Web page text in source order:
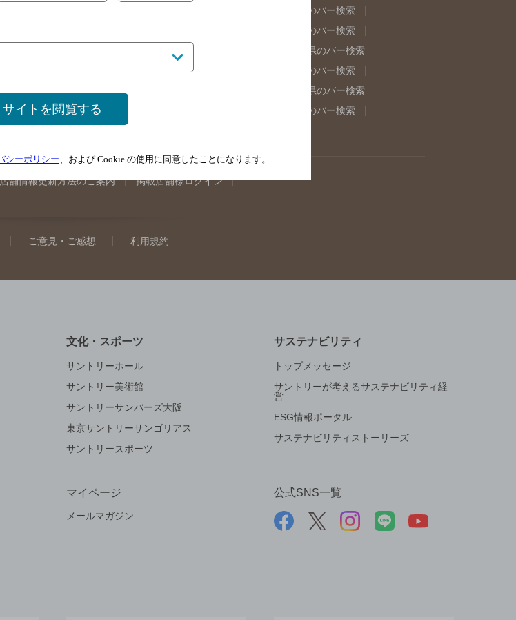
福島県のバー検索
東京都のバー検索
岐阜県のバー検索
府のバー検索 京都府のバー検索 兵庫県のバー検索
奈良県のバー検索
山県のバー検索 山口県のバー検索
島根県のバー検索
県のバー検索 福岡県のバー検索
佐賀県のバー検索
店舗情報更新方法のご案内 掲載店舗様ログイン
ご意見・ご感想 利用規約
文化・スポーツ
サントリーホール
サントリー美術館
サントリーサンバーズ大阪
東京サントリーサンゴリアス
サントリースポーツ
サステナビリティ
トップメッセージ
サントリーが考えるサステナビリティ経
営
ESG情報ポータル
サステナビリティストーリーズ
マイページ
メールマガジン
公式SNS一覧
サイトを閲覧する
シーポリシー、および Cookie の使用に同意したことになります。